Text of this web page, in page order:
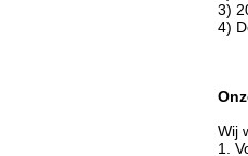
3)
4)
Wij
1.